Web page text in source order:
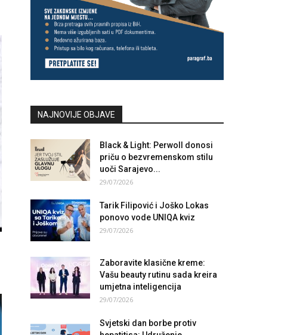
NAJNOVIJE OBJAVE
Black & Light: Perwoll donosi
priču o bezvremenskom stilu
uoči Sarajevo...
29/07/2026
Tarik Filipović i Joško Lokas
ponovo vode UNIQA kviz
29/07/2026
Zaboravite klasične kreme:
Vašu beauty rutinu sada kreira
umjetna inteligencija
29/07/2026
Svjetski dan borbe protiv